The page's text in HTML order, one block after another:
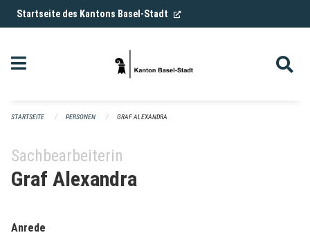
Navigation überspringen
Startseite des Kantons Basel-Stadt (External Link)
STARTSEITE PERSONEN GRAF ALEXANDRA
Sachbearbeiterin
Graf Alexandra
Anrede